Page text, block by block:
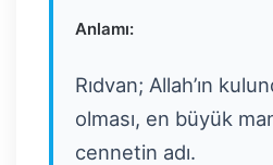
Anlamı:
Rıdvan; Allah’ın
olması, en büyük
cennetin adı.